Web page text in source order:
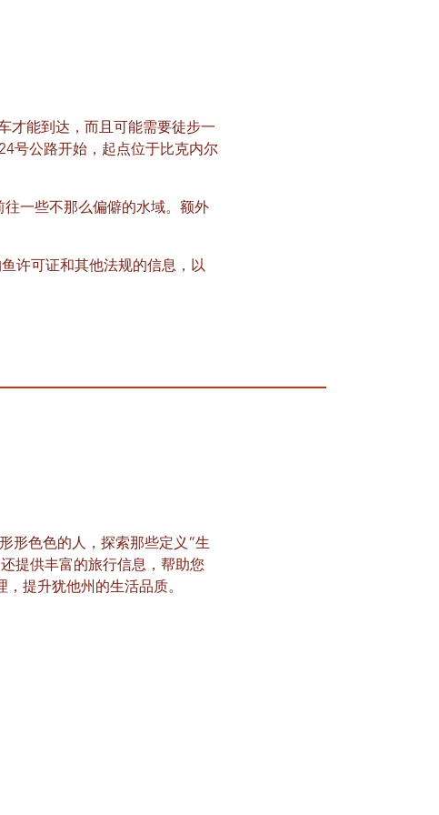
才能到达，而且可能需要徒步一
号公路开始，起点位于比克内尔
一些不那么偏僻的水域。额外
许可证和其他法规的信息，以
形色色的人，探索那些定义“生
提供丰富的旅行信息，帮助您
提升犹他州的生活品质。